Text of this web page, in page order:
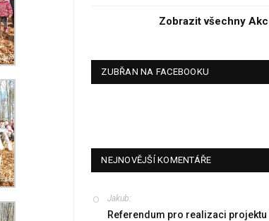
Zobrazit všechny
ZUBŘAN NA FACEBOOKU
NEJNOVĚJŠÍ KOMENTÁŘE
Jakub:
Referendum pro realizaci